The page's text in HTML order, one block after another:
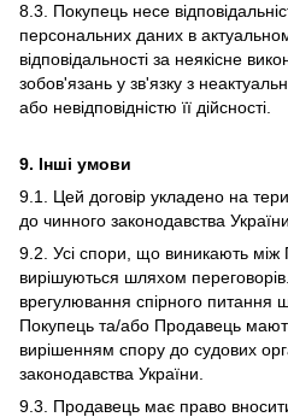
8.3. Покупець несе
персональних даних в
відповідальності за неякісне
зобов'язань у зв'язку з
або невідповідністю її дійсності.
9. Інші умови
9.1. Цей договір укладено на
до чинного законодавства України.
9.2. Усі спори, що виникають між
вирішуються шляхом
врегулювання спірного питання
Покупець та/або Продавець
вирішенням спору до судових
законодавства України.
9.3. Продавець має право